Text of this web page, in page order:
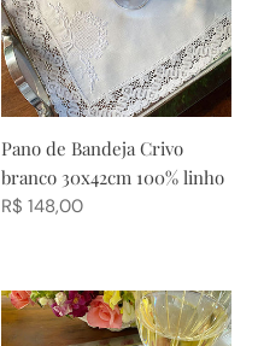
branco
30x42cm
100%
linho
Pano de Bandeja Crivo
branco 30x42cm 100% linho
Preço
R$ 148,00
Pano
de